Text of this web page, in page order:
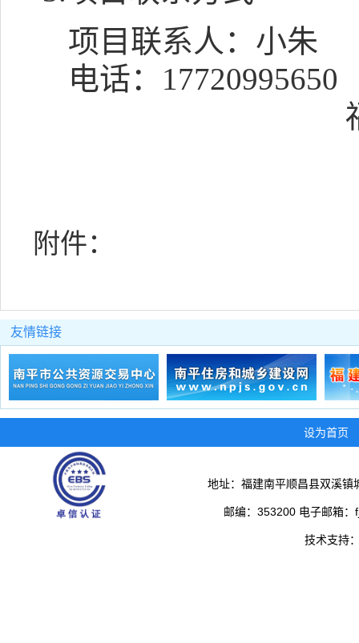
项目联系人： 小朱
电话： 17720995650
附件：
友情链接
设为首页
地址：福建南平顺昌县双溪
邮编：353200 电子邮箱
技术支持